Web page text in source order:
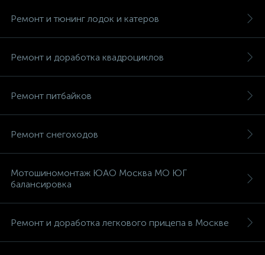
Ремонт и тюнинг лодок и катеров
Ремонт и доработка квадроциклов
Ремонт питбайков
Ремонт снегоходов
Мотошиномонтаж ЮАО Москва МО ЮГ
балансировка
Ремонт и доработка легкового прицепа в Москве